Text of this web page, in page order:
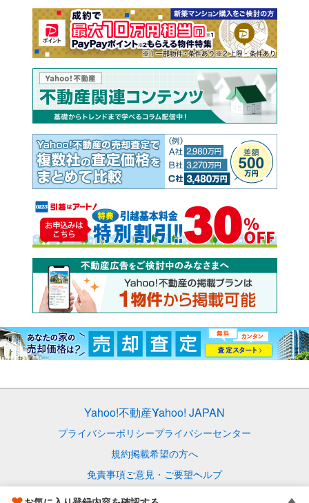
Yahoo!不動産Yahoo! JAPAN
プライバシーポリシープライバシーセンター
規約掲載希望の方へ
免責事項ご意見・ご要望ヘルプ
© LY Corporation